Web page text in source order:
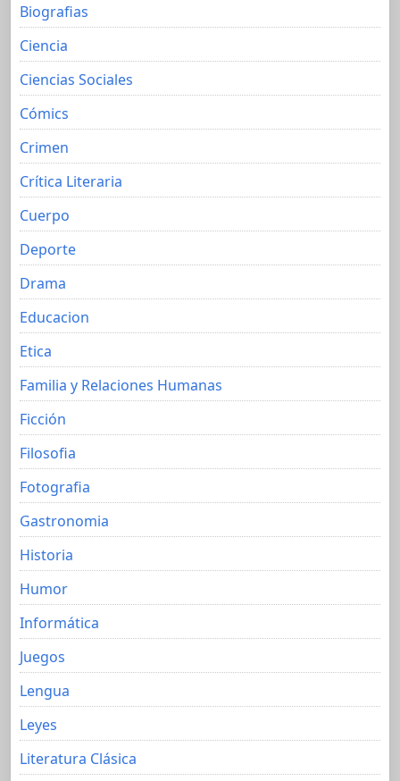
Biografias
Ciencia
Ciencias Sociales
Cómics
Crimen
Crítica Literaria
Cuerpo
Deporte
Drama
Educacion
Etica
Familia y Relaciones Humanas
Ficción
Filosofia
Fotografia
Gastronomia
Historia
Humor
Informática
Juegos
Lengua
Leyes
Literatura Clásica